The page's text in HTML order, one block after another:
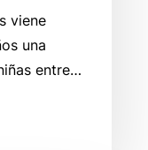
viene
una
entre…